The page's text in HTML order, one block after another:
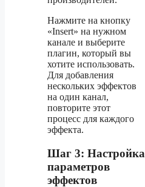
Нажмите на кнопку
«Insert» на нужном
канале и выберите
плагин, который вы
хотите использовать.
Для добавления
нескольких эффектов
на один канал,
повторите этот
процесс для каждого
эффекта.
Шаг 3: Настройка
параметров
эффектов